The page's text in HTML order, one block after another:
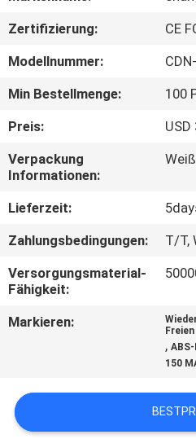
FABRIK-
TOUR
KONTAKTIERE
UNS
NACHRICHTEN
FÄLLE
SIE
EIN
Zertifizierung:
CE
Modellnummer:
Min Bestellmenge:
100
Preis:
Verpackung
Informationen:
Lieferzeit:
Zahlungsbedingungen:
T/T,
Versorgungsmaterial-
Fähigkeit:
Markieren:
Freien
,
150